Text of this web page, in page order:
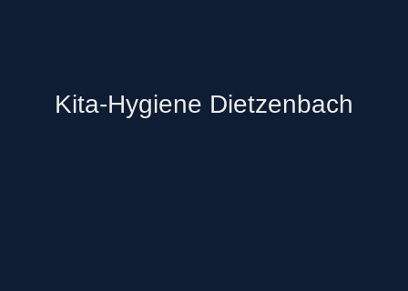
Kita-Hygiene Dietzenbach